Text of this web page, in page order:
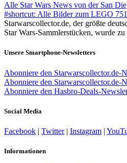
Alle Star Wars News von der San
#shortcut: Alle Bilder zum LEGO
Starwarscollector.de, der größte
Star Wars-Sammlerstücken, wurde
Unsere Smartphone-Newsletters
Abonniere den Starwarscollector.de-
Abonniere den Starwarscollector.de-
Abonniere den Hasbro-Deals-
Social Media
Facebook | Twitter| Instagram |
Informationen